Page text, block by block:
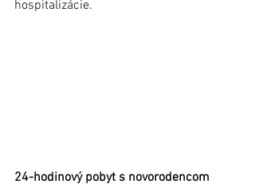
hospitalizácie.
24-hodinový pobyt s novorodencom